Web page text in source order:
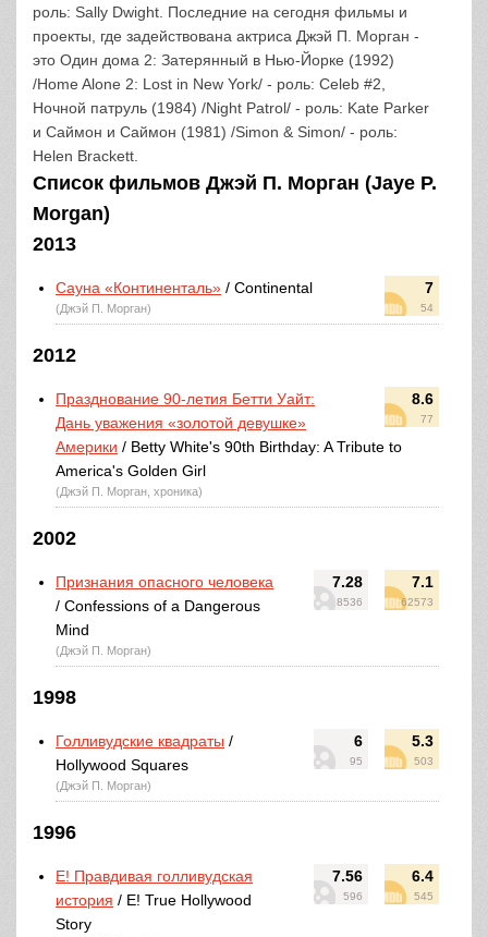
роль: Sally Dwight. Последние на сегодня фильмы и
проекты, где задействована актриса Джэй П. Морган -
это Один дома 2: Затерянный в Нью-Йорке (1992)
/Home Alone 2: Lost in New York/ - роль: Celeb #2,
Ночной патруль (1984) /Night Patrol/ - роль: Kate Parker
и Саймон и Саймон (1981) /Simon & Simon/ - роль:
Helen Brackett.
Список фильмов Джэй П. Морган (Jaye P.
Morgan)
2013
7
54
Сауна «Континенталь» / Continental
(Джэй П. Морган)
2012
8.6
77
Празднование 90-летия Бетти Уайт:
Дань уважения «золотой девушке»
Америки / Betty White's 90th Birthday: A Tribute to
America's Golden Girl
(Джэй П. Морган, хроника)
2002
7.28
8536
7.1
62573
Признания опасного человека
/ Confessions of a Dangerous
Mind
(Джэй П. Морган)
1998
6
95
5.3
503
Голливудские квадраты /
Hollywood Squares
(Джэй П. Морган)
1996
7.56
596
6.4
545
E! Правдивая голливудская
история / E! True Hollywood
Story